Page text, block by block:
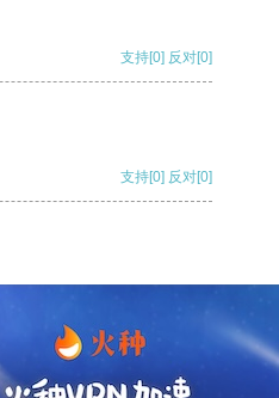
支持[0] 反对[0]
支持[0] 反对[0]